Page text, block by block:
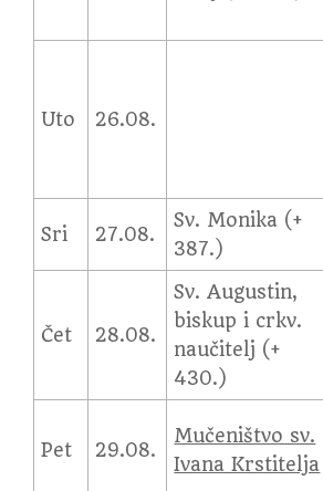
Uto 26.08.
Sri 27.08.
Sv. Monika (+
387.)
Čet 28.08.
Sv. Augustin,
biskup i crkv.
naučitelj (+
430.)
Pet 29.08.
Mučeništvo sv.
Ivana Krstitelja